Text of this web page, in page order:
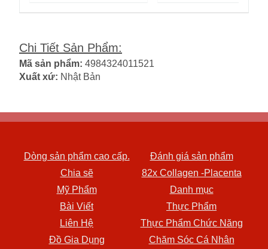
Chi Tiết Sản Phẩm:
Mã sản phẩm: 4984324011521
Xuất xứ: Nhật Bản
Dòng sản phẩm cao cấp.
Đánh giá sản phẩm
Chia sẽ
82x Collagen -Placenta
Mỹ Phẩm
Danh mục
Bài Viết
Thực Phẩm
Liên Hệ
Thực Phẩm Chức Năng
Đồ Gia Dụng
Chăm Sóc Cá Nhân